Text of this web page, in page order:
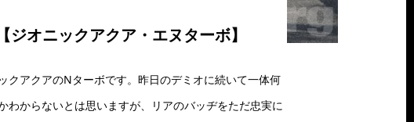
【ジオニックアクア・エヌターボ】
クアクアのNターボです。昨日のデミオに続いて一体何
わからないとは思いますが、リアのバッヂをただ忠実に